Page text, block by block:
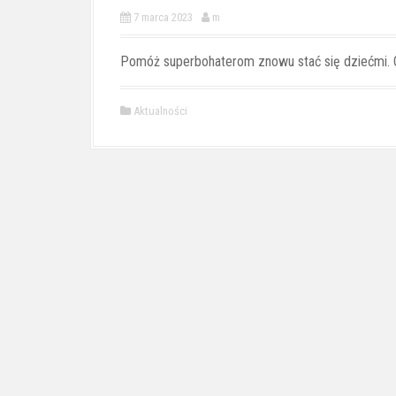
7 marca 2023 m
Pomóż superbohaterom znowu stać się dziećmi.
Aktualności